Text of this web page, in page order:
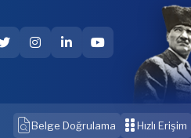
Belge Doğrulama Hızlı Erişim